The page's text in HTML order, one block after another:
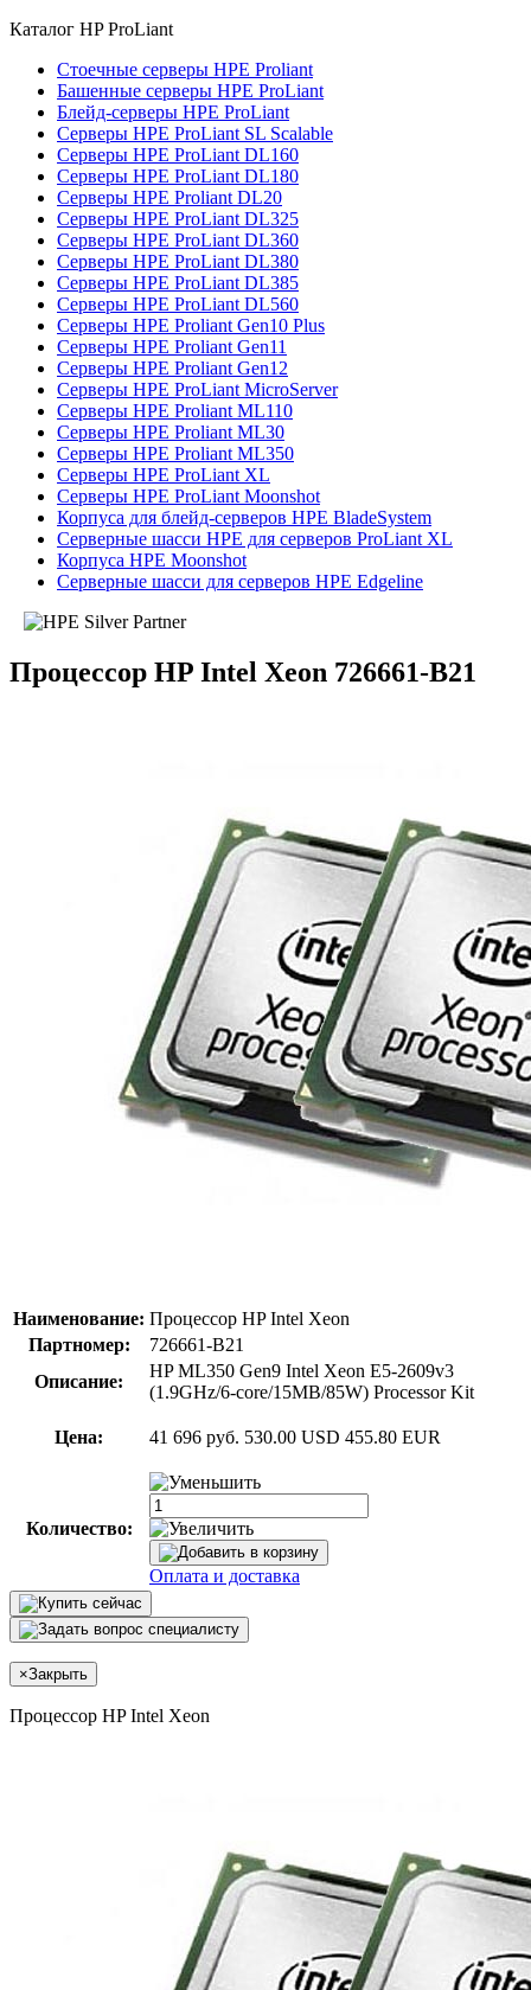
Каталог HP ProLiant
Стоечные серверы HPE Proliant
Башенные серверы HPE ProLiant
Блейд-серверы HPE ProLiant
Серверы HPE ProLiant SL Scalable
Серверы HPE ProLiant DL160
Серверы HPE ProLiant DL180
Серверы HPE Proliant DL20
Серверы HPE ProLiant DL325
Серверы HPE ProLiant DL360
Серверы HPE ProLiant DL380
Серверы HPE ProLiant DL385
Серверы HPE ProLiant DL560
Серверы HPE Proliant Gen10 Plus
Серверы HPE Proliant Gen11
Серверы HPE Proliant Gen12
Серверы HPE ProLiant MicroServer
Серверы HPE Proliant ML110
Серверы HPE Proliant ML30
Серверы HPE Proliant ML350
Серверы HPE ProLiant XL
Серверы HPE ProLiant Moonshot
Корпуса для блейд-серверов HPE BladeSystem
Серверные шасси HPE для серверов ProLiant XL
Корпуса HPE Moonshot
Серверные шасси для серверов HPE Edgeline
Процессор HP Intel Xeon 726661-B21
Наименование: Процессор HP Intel Xeon
Партномер:
726661-B21
Описание:
HP ML350 Gen9 Intel Xeon E5-2609v3
(1.9GHz/6-core/15MB/85W) Processor Kit
Цена: 41 696 руб. 530.00 USD 455.80 EUR
Количество:
Оплата и доставка
×Закрыть
Процессор HP Intel Xeon